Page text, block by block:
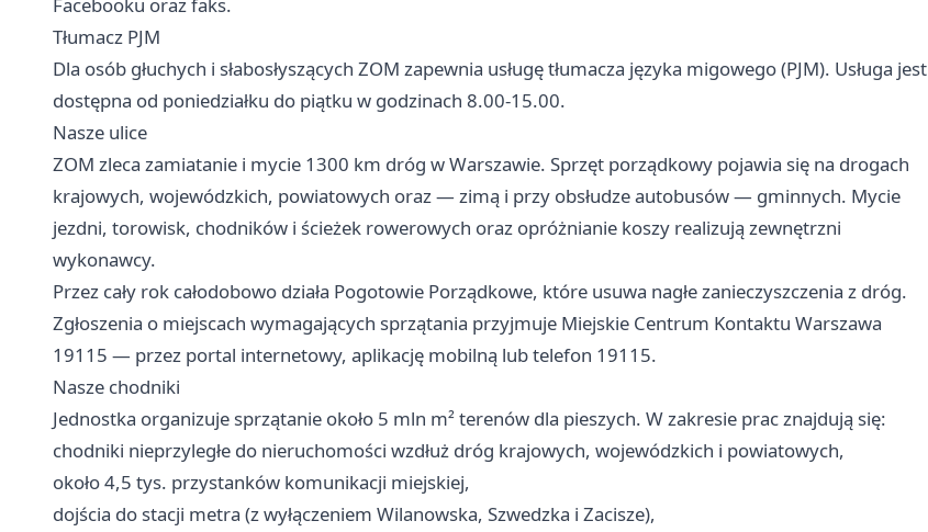
Facebooku oraz faks.
Tłumacz PJM
Dla osób głuchych i słabosłyszących ZOM zapewnia usługę tłumacza języka migowego (PJM). Usługa jest
dostępna od poniedziałku do piątku w godzinach 8.00-15.00.
Nasze ulice
ZOM zleca zamiatanie i mycie 1300 km dróg w Warszawie. Sprzęt porządkowy pojawia się na drogach
krajowych, wojewódzkich, powiatowych oraz — zimą i przy obsłudze autobusów — gminnych. Mycie
jezdni, torowisk, chodników i ścieżek rowerowych oraz opróżnianie koszy realizują zewnętrzni
wykonawcy.
Przez cały rok całodobowo działa Pogotowie Porządkowe, które usuwa nagłe zanieczyszczenia z dróg.
Zgłoszenia o miejscach wymagających sprzątania przyjmuje Miejskie Centrum Kontaktu Warszawa
19115 — przez portal internetowy, aplikację mobilną lub telefon 19115.
Nasze chodniki
Jednostka organizuje sprzątanie około 5 mln m² terenów dla pieszych. W zakresie prac znajdują się:
chodniki nieprzyległe do nieruchomości wzdłuż dróg krajowych, wojewódzkich i powiatowych,
około 4,5 tys. przystanków komunikacji miejskiej,
dojścia do stacji metra (z wyłączeniem Wilanowska, Szwedzka i Zacisze),